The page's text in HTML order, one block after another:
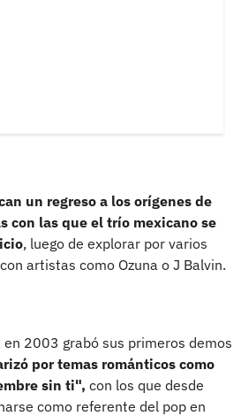
un regreso a los orígenes de
con las que el trío mexicano se
, luego de explorar por varios
artistas como Ozuna o J Balvin.
2003 grabó sus primeros demos
por temas románticos como
sin ti", con los que desde
como referente del pop en